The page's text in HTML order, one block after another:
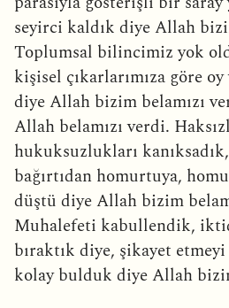
seyirci kaldık diye Allah
Toplumsal bilincimiz yok
kişisel çıkarlarımıza göre
diye Allah bizim belamızı
Allah belamızı verdi.
hukuksuzlukları kanıksadık,
bağırtıdan homurtuya,
düştü diye Allah bizim
Muhalefeti kabullendik,
bıraktık diye, şikayet
kolay bulduk diye Allah